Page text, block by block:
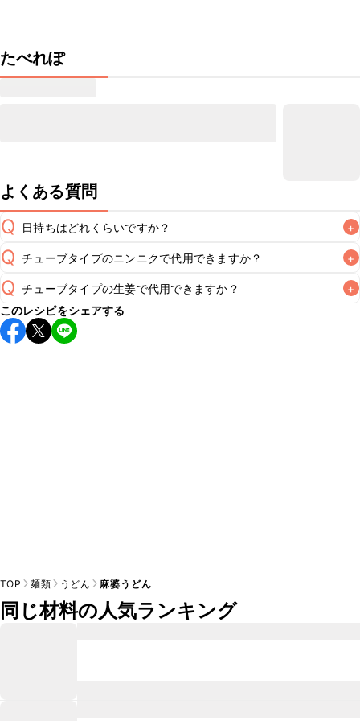
たべれぽ
よくある質問
Q 日持ちはどれくらいですか？ +
A
こちらのレシピは出来たてをお召し上がりいただくことをお
すすめします。
※日持ちは目安です。
Q チューブタイプのニンニクで代用できますか？ +
A
チューブタイプのニンニクを使用してもお作りいただけま
す。小さじ1/2を目安に加え、お好みの風味になるようご調節
Q チューブタイプの生姜で代用できますか？ +
A
チューブタイプの生姜を使用してもお作りいただけます。小
さじ1/2を目安に加え、お好みの風味になるようご調節くださ
このレシピをシェアする
TOP 麺類 うどん 麻婆うどん
同じ材料の人気ランキング